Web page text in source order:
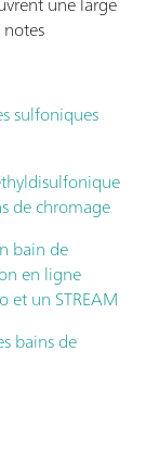
sulfoniques
de chromage
bain de
en ligne
un STREAM
bains de